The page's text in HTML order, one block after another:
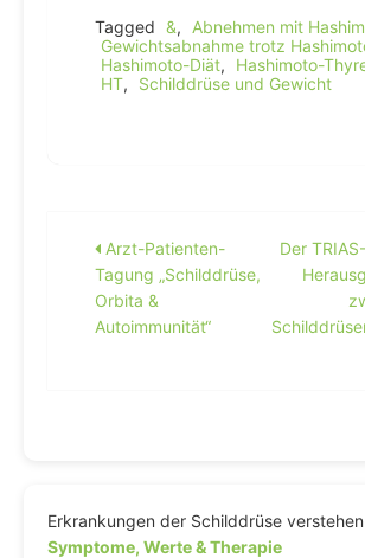
Tagged &, Abnehmen mit
Gewichtsabnahme trotz
Hashimoto-Diät, Hashimoto-
HT, Schilddrüse und Gewicht
Arzt-Patienten-
Tagung „Schilddrüse,
Orbita &
Autoimmunität“
Der
Erkrankungen der Schilddrüse
Symptome, Werte & Therapie